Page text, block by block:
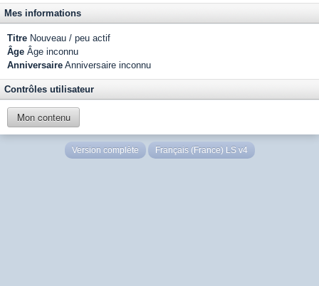
Mes informations
Titre Nouveau / peu actif
Âge Âge inconnu
Anniversaire Anniversaire inconnu
Contrôles utilisateur
Mon contenu
Version complète Français (France) LS v4